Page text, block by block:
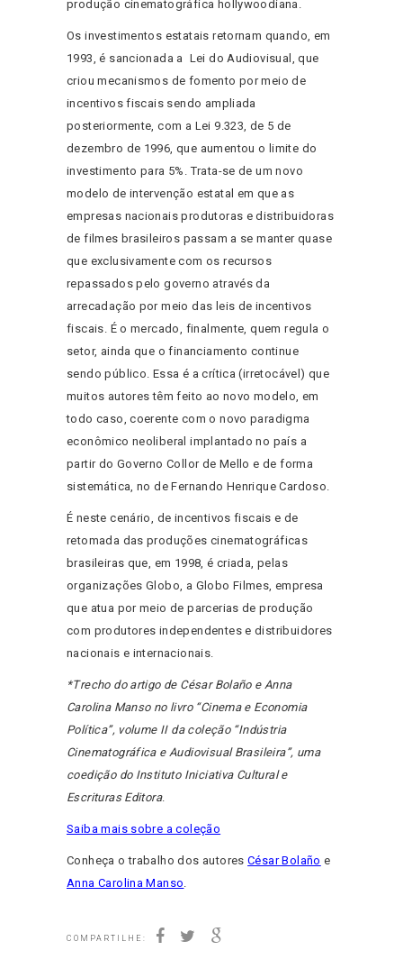
produção cinematográfica hollywoodiana.
Os investimentos estatais retornam quando, em
1993, é sancionada a Lei do Audiovisual, que
criou mecanismos de fomento por meio de
incentivos fiscais sendo ampliada
posteriormente, com a Lei 9.323, de 5 de
dezembro de 1996, que aumentou o limite do
investimento para 5%. Trata-se de um novo
modelo de intervenção estatal em que as
empresas nacionais produtoras e distribuidoras
de filmes brasileiros passam a se manter quase
que exclusivamente com os recursos
repassados pelo governo através da
arrecadação por meio das leis de incentivos
fiscais. É o mercado, finalmente, quem regula o
setor, ainda que o financiamento continue
sendo público. Essa é a crítica (irretocável) que
muitos autores têm feito ao novo modelo, em
todo caso, coerente com o novo paradigma
econômico neoliberal implantado no país a
partir do Governo Collor de Mello e de forma
sistemática, no de Fernando Henrique Cardoso.
É neste cenário, de incentivos fiscais e de
retomada das produções cinematográficas
brasileiras que, em 1998, é criada, pelas
organizações Globo, a Globo Filmes, empresa
que atua por meio de parcerias de produção
com produtores independentes e distribuidores
nacionais e internacionais.
*Trecho do artigo de César Bolaño e Anna
Carolina Manso no livro “Cinema e Economia
Política”, volume II da coleção “Indústria
Cinematográfica e Audiovisual Brasileira”, uma
coedição do Instituto Iniciativa Cultural e
Escrituras Editora.
Saiba mais sobre a coleção
Conheça o trabalho dos autoresCésar Bolaño e
Anna Carolina Manso.
COMPARTILHE: